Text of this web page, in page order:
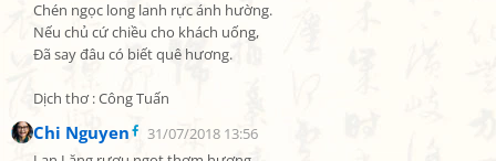
Chén ngọc long lanh rực ánh hường.
Nếu chủ cứ chiều cho khách uống,
Đã say đâu có biết quê hương.
Dịch thơ : Công Tuấn
Chi Nguyen
31/07/2018 13:56